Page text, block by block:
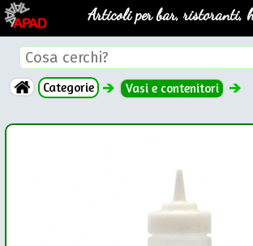
Articoli per bar, ristoranti,
Categorie Vasi e contenitori